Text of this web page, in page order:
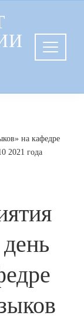
на кафедре
2021 года